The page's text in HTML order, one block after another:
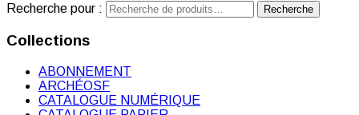
Recherche pour : Recherche
Collections
ABONNEMENT
ARCHÉOSF
CATALOGUE NUMÉRIQUE